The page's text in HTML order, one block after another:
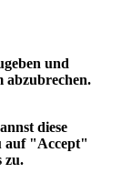
und
abzubrechen.
diese
auf "Accept"
zu.